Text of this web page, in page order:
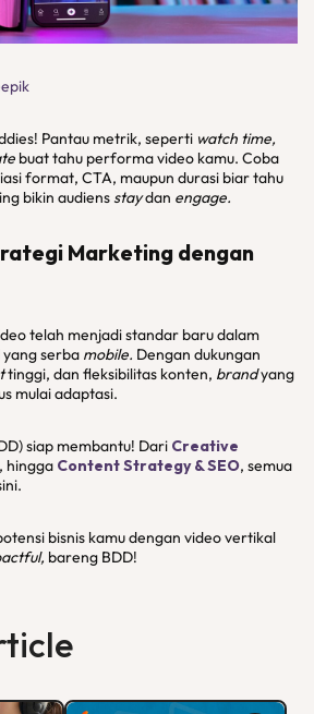
Pantau metrik, seperti watch time,
buat tahu performa video kamu. Coba
format, CTA, maupun durasi biar tahu
bikin audiens staydan engage.
Marketing dengan
telah menjadi standar baru dalam
serba mobile. Dengan dukungan
tinggi, dan fleksibilitas konten, brandyang
mulai adaptasi.
siap membantu! Dari Creative
, hingga Content Strategy & SEO, semua
bisnis kamu dengan video vertikal
bareng BDD!